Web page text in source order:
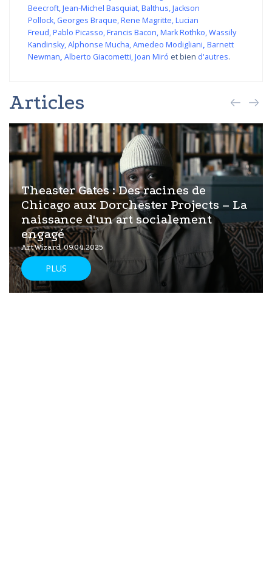
Beecroft,Jean-Michel Basquiat,Balthus,Jackson
Pollock, Georges Braque,Rene Magritte,Lucian
Freud,Pablo Picasso,Francis Bacon,Mark Rothko,Wassily
Kandinsky,Alphonse Mucha,Amedeo Modigliani, Barnett
Newman, Alberto Giacometti,Joan Miró et bien d'autres.
Articles
Theaster Gates : Des racines de
Chicago aux Dorchester Projects – La
naissance d'un art socialement
engagé
ArtWizard 09.04.2025
PLUS